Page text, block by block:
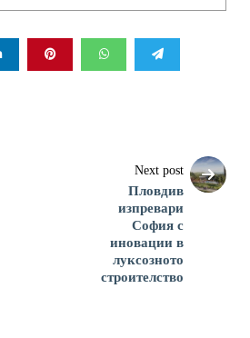
Next post
Пловдив
изпревари
София с
иновации в
луксозното
строителство